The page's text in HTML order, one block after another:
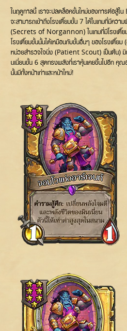
ในฤดูกาลนี้ เราจะปลดล็อคขั้นใหม่ของการต่อ
จะสามารถเข้าถึงโรงเตี๊ยมขั้น 7 ได้ในเกมที่มีคว
(Secrets of Norgannon) ในเกมที่มีโรงเตี๊ยม
โรงเตี๊ยมขั้นนั้นได้เหมือนกับขั้นอื่นๆ ของโรงเตี๊ยม
หน่วยสำรวจใจนิ่ง (Patient Scout) เป็นต้น) มิ
นเนี่ยนขั้น 6 สุดทรงพลังที่เราคุ้นเคยขึ้นไปอีก คุณอ
นั้นมีทั้งหน้าเก่าและหน้าใหม่!